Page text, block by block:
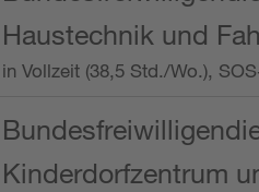
Haustechnik und
in Vollzeit (38,5 Std./Wo.),
Kinderdorfzentrum